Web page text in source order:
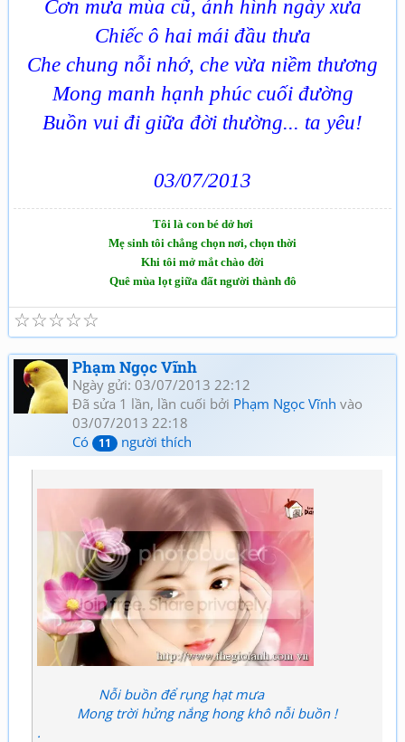
Cơn mưa mùa cũ, ảnh hình ngày xưa
Chiếc ô hai mái đầu thưa
Che chung nỗi nhớ, che vừa niềm thương
Mong manh hạnh phúc cuối đường
Buồn vui đi giữa đời thường... ta yêu!
03/07/2013
Tôi là con bé dở hơi
Mẹ sinh tôi chẳng chọn nơi, chọn thời
Khi tôi mở mắt chào đời
Quê mùa lọt giữa đất người thành đô
☆
☆
☆
☆
☆
Phạm Ngọc Vĩnh
Ngày gửi: 03/07/2013 22:12
Đã sửa 1 lần, lần cuối bởi Phạm Ngọc Vĩnh vào
03/07/2013 22:18
Có
11 người thích
Nỗi buồn để rụng hạt mưa
Mong trời hửng nắng hong khô nỗi buồn !
.